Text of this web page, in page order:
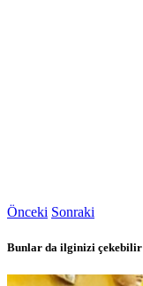
Önceki Sonraki
Bunlar da ilginizi çekebilir